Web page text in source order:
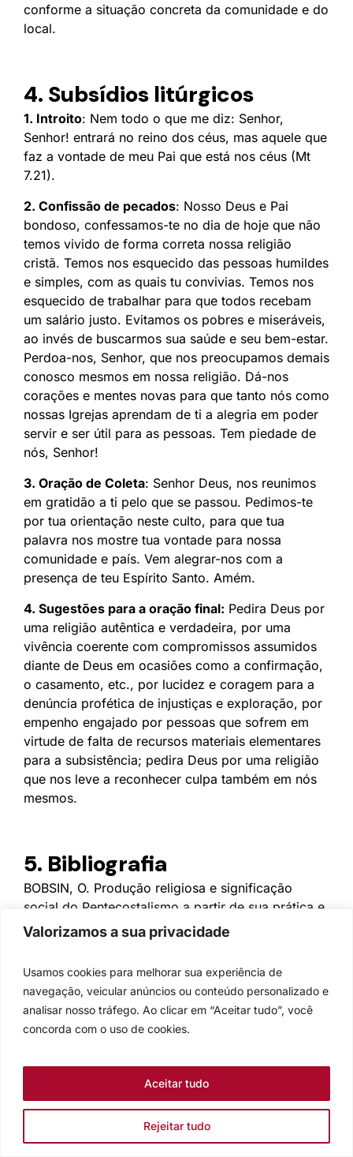
Valorizamos a sua privacidade
Usamos cookies para melhorar sua experiência de
navegação, veicular anúncios ou conteúdo personalizado e
analisar nosso tráfego. Ao clicar em “Aceitar tudo”, você
concorda com o uso de cookies.
Rejeitar tudo
Aceitar tudo
conforme a situação concreta da comunidade e do
local.
4. Subsídios litúrgicos
1. Introito: Nem todo o que me diz: Senhor,
Senhor! entrará no reino dos céus, mas aquele que
faz a vontade de meu Pai que está nos céus (Mt
7.21).
2. Confissão de pecados: Nosso Deus e Pai
bondoso, confessamos-te no dia de hoje que não
temos vivido de forma correta nossa religião
cristã. Temos nos esquecido das pessoas humildes
e simples, com as quais tu convivias. Temos nos
esquecido de trabalhar para que todos recebam
um salário justo. Evitamos os pobres e miseráveis,
ao invés de buscarmos sua saúde e seu bem-estar.
Perdoa-nos, Senhor, que nos preocupamos demais
conosco mesmos em nossa religião. Dá-nos
corações e mentes novas para que tanto nós como
nossas Igrejas aprendam de ti a alegria em poder
servir e ser útil para as pessoas. Tem piedade de
nós, Senhor!
3. Oração de Coleta: Senhor Deus, nos reunimos
em gratidão a ti pelo que se passou. Pedimos-te
por tua orientação neste culto, para que tua
palavra nos mostre tua vontade para nossa
comunidade e país. Vem alegrar-nos com a
presença de teu Espírito Santo. Amém.
4. Sugestões para a oração final: Pedira Deus por
uma religião autêntica e verdadeira, por uma
vivência coerente com compromissos assumidos
diante de Deus em ocasiões como a confirmação,
o casamento, etc., por lucidez e coragem para a
denúncia profética de injustiças e exploração, por
empenho engajado por pessoas que sofrem em
virtude de falta de recursos materiais elementares
para a subsistência; pedira Deus por uma religião
que nos leve a reconhecer culpa também em nós
mesmos.
5. Bibliografia
BOBSIN, O. Produção religiosa e significação
social do Pentecostalismo a partir de sua prática e
representação. Dissertação. São Paulo, 1984;
HUTTEN, K. Die Glaubenswelt des Sektierers.
Hamburg, 1965;
JESOIRENS, R. VILLAC, S. Mãos à obra. Diálogos e
debates com os jovens. Rio de Janeiro, 1971;
KLIEWER, G.U. Doutrina pentecostal e ambiente
Estudos Teológicos, São Leopoldo, 16(3): 37-
LOHMEYER, E. Die Briefe an die Philipper, Kolosser
und Philemon. In: Kritisch-Exegetischer Kommentar